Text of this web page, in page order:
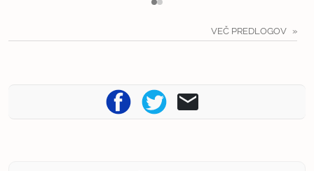
VEČ PREDLOGOV